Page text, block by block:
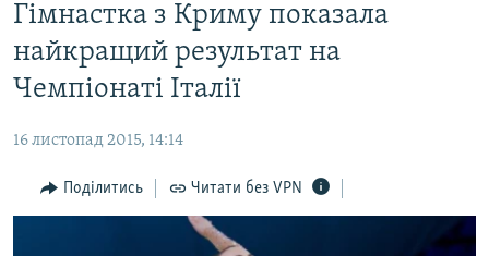
основного
матеріалу
Перейти
основної
Перейти
до
ВІДЕО ТА ФОТО
БЛОГИ
ПОГЛЯД
Гімнастка з Криму показала
найкращий результат на
Чемпіонаті Італії
16 листопад 2015, 14:14
Поділитись Читати без VPN